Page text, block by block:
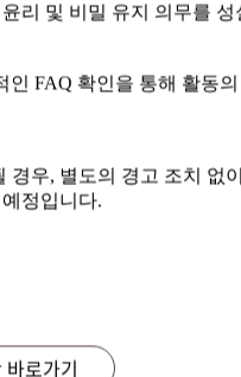
실하게 활동하는 참여자들
리 및 비밀 유지 의무를 성
FAQ 확인을 통해 활동의
경우, 별도의 경고 조치 없이
리 및 비밀 유지 의무를 성
FAQ 확인을 통해 활동
경우, 별도의 경고 조치 없이
정입니다.
바로가기